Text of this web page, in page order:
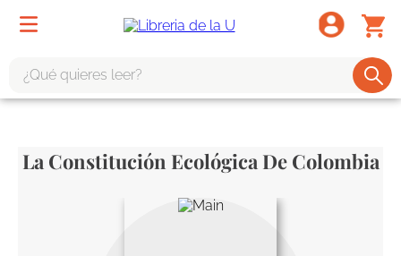
La Constitución Ecológica De Colombia